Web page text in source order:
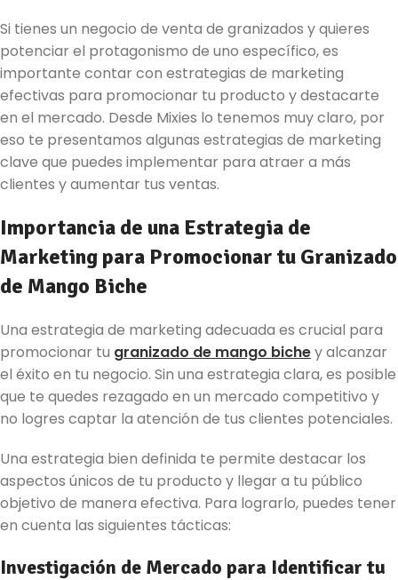
Si tienes un negocio de venta de granizados y quieres
potenciar el protagonismo de uno específico, es
importante contar con estrategias de marketing
efectivas para promocionar tu producto y destacarte
en el mercado. Desde Mixies lo tenemos muy claro, por
eso te presentamos algunas estrategias de marketing
clave que puedes implementar para atraer a más
clientes y aumentar tus ventas.
Importancia de una Estrategia de
Marketing para Promocionar tu Granizado
de Mango Biche
Una estrategia de marketing adecuada es crucial para
promocionar tu granizado de mango bichey alcanzar
el éxito en tu negocio. Sin una estrategia clara, es posible
que te quedes rezagado en un mercado competitivo y
no logres captar la atención de tus clientes potenciales.
Una estrategia bien definida te permite destacar los
aspectos únicos de tu producto y llegar a tu público
objetivo de manera efectiva. Para lograrlo, puedes tener
en cuenta las siguientes tácticas:
Investigación de Mercado para Identificar tu